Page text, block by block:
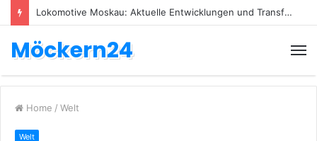
Lokomotive Moskau: Aktuelle Entwicklungen und Transfers
Möckern24
Home / Welt
Welt